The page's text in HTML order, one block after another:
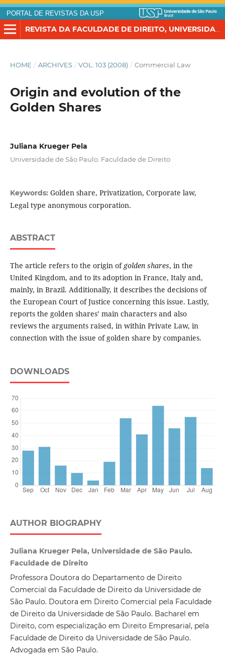
PORTAL DE REVISTAS DA USP
REVISTA DA FACULDADE DE DIREITO, UNIVERSIDADE DE SÃO PAULO
HOME / ARCHIVES / VOL. 103 (2008) / Commercial Law
Origin and evolution of the
Golden Shares
Juliana Krueger Pela
Universidade de São Paulo. Faculdade de Direito
Keywords: Golden share, Privatization, Corporate law,
Legal type anonymous corporation.
ABSTRACT
The article refers to the origin ofgolden shares, in the
United Kingdom, and to its adoption in France, Italy and,
mainly, in Brazil. Additionally, it describes the decisions of
the European Court of Justice concerning this issue. Lastly,
reports the golden shares’ main characters and also
reviews the arguments raised, in within Private Law, in
connection with the issue of golden share by companies.
DOWNLOADS
AUTHOR BIOGRAPHY
Juliana Krueger Pela, Universidade de São Paulo.
Faculdade de Direito
Professora Doutora do Departamento de Direito
Comercial da Faculdade de Direito da Universidade de
São Paulo. Doutora em Direito Comercial pela Faculdade
de Direito da Universidade de São Paulo. Bacharel em
Direito, com especialização em Direito Empresarial, pela
Faculdade de Direito da Universidade de São Paulo.
Advogada em São Paulo.